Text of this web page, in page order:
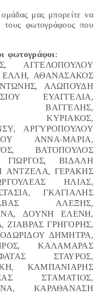
ομάδας μας μπορείτε να
τους φωτογράφους που
φωτογράφοι:
ΑΓΓΕΛΟΠΟΥΛΟΥ
ΕΛΛΗ, ΑΘΑΝΑΣΑΚΟΣ
ΑΛΩΠΟΥΔΗ
ΕΥΑΓΓΕΛΙΑ,
ΒΑΓΓΕΛΗΣ,
ΚΥΡΙΑΚΟΣ,
ΑΡΓΥΡΟΠΟΥΛΟΥ
ΑΝΝΑ-ΜΑΡΙΑ,
ΒΑΤΟΠΟΥΛΟΣ
ΒΙΔΑΛΗ
ΑΝΤΖΕΛΑ, ΓΕΡΑΚΗΣ
ΗΛΙΑΣ,
ΓΚΑΓΙΑΛΗΣ
ΑΛΕΞΗΣ,
ΔΟΥΝΗ ΕΛΕΝΗ,
ΖΙΑΒΡΑΣ ΓΡΗΓΟΡΗΣ,
ΔΗΜΗΤΡΑ,
ΚΑΛΑΜΑΡΑΣ
ΣΤΑΥΡΟΣ,
ΚΑΜΠΑΝΙΑΡΗΣ
ΣΤΑΜΑΤΙΟΣ,
ΚΑΡΑΘΑΝΑΣΗ